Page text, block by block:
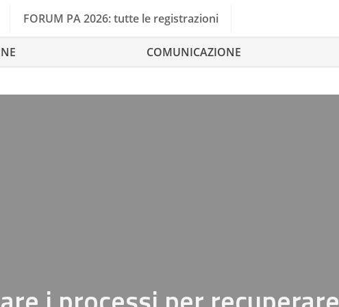
FORUM PA 2026: tutte le registrazioni
COMUNICAZIONE